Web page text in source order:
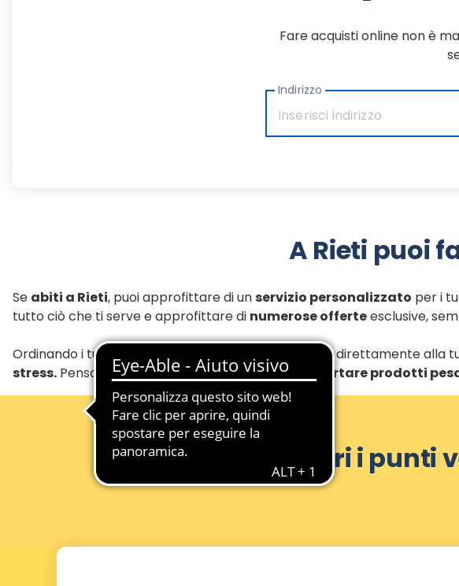
Fare acquisti online non è
Indirizzo
A Rieti puoi
Se abiti a Rieti, puoi approfittare di un servizio personalizzato per i
tutto ciò che ti serve e approfittare di numerose offerteesclusive,
Ordinando i tuoi acquisti online , riceverai i prodotti direttamente alla
stress. Pensa al vantaggio di non dover più trasportare prodotti
Scopri i punti